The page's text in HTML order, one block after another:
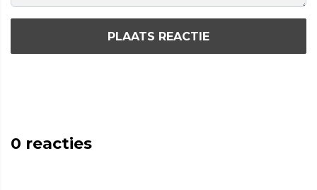
PLAATS REACTIE
0 reacties